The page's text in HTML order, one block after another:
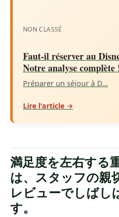
NON CLASSÉ
Faut-il réserver au
Notre analyse complète
Préparer un séjour à D…
Lire l'article →
満足度を左右する
は、スタッフの親
レビューでしばし
す。